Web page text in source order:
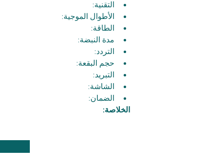
التقنية:
الأطوال الموجية:
الطاقة:
مدة النبضة:
التردد:
حجم البقعة:
التبريد:
الشاشة:
الضمان:
الخلاصة: